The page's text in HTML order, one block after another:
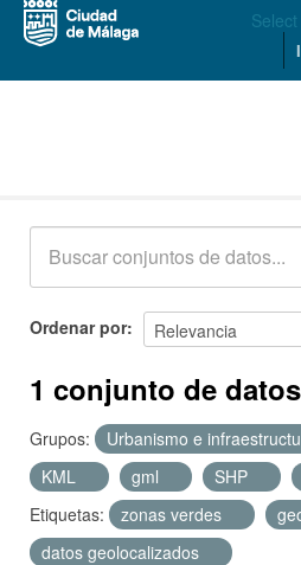
Acerca de
Ordenar por
1 conjunto de
Grupos: Urbanismo e
KML
gml SHP
Etiquetas:
zonas verdes
datos geolocalizados